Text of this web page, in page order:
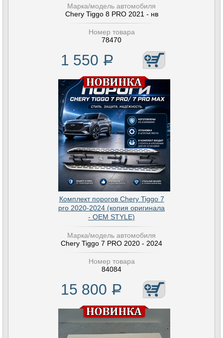
Марка/модель автомобиля
Chery Tiggo 8 PRO 2021 - нв
Номер товара
78470
1 550 Р
Комплект порогов Chery Tiggo 7
pro 2020-2024 (копия оригинала
- OEM STYLE)
Марка/модель автомобиля
Chery Tiggo 7 PRO 2020 - 2024
Номер товара
84084
15 800 Р